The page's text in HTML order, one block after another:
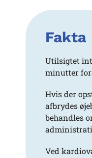
Fakta
Utilsigtet
minutter
Hvis der
afbrydes
behandles
Ved